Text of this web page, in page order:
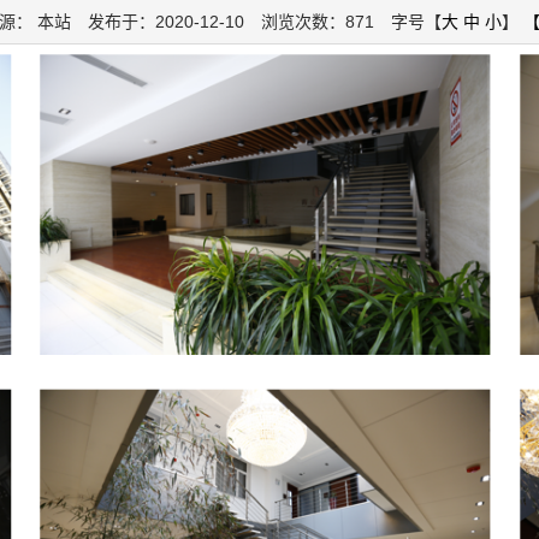
： 本站 发布于：2020-12-10 浏览次数：871 字号【大 中 小】